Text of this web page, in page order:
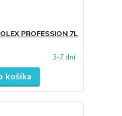
PROFESSION 7L
3-7 dní
košíka